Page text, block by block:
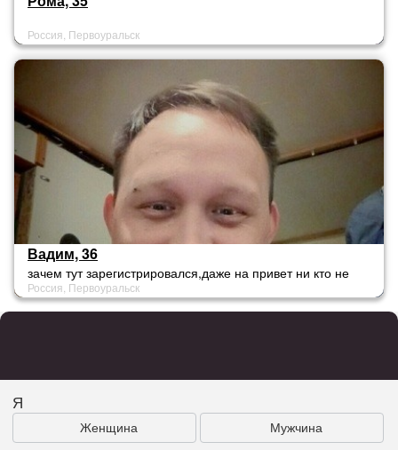
Россия, Первоуральск
Вадим, 36
зачем тут зарегистрировался,даже на привет ни кто не
отвечает(,может вк?Аймурзин Вадим))
Россия, Первоуральск
Я
Женщина Мужчина